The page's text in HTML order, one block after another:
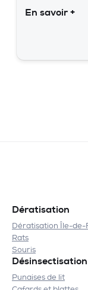
En savoir +
Dératisation
Dératisation Île-de-
Rats
Souris
Désinsectisation
Punaises de lit